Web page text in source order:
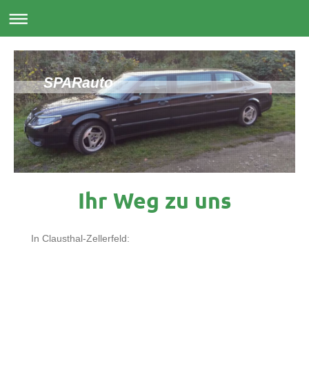
SPARauto
Ihr Weg zu uns
In Clausthal-Zellerfeld: